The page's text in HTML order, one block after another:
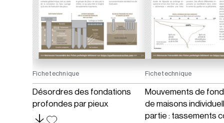
Fiche technique
Désordres des fondations
profondes par pieux
Fiche technique
Mouvements de
de maisons
partie : tassements